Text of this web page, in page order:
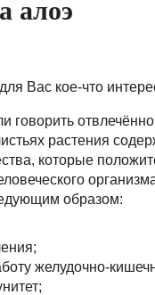
алоэ
Вас кое-что
говорить
растения
которые
образом:
желудочно-